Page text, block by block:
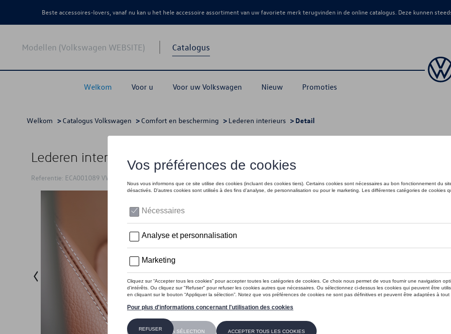
Beste accessoires-lovers, vanaf nu kan u het hele accessoire assortiment van uw favoriete merk terugvinden in de online catalogus. Deze kunnen
Modellen (Volkswagen WEBSITE) Catalogus
Welkom Voor u Voor uw Volkswagen Nieuw Promoties
Welkom > Catalogus Volkswagen > Comfort en bescherming > Lederen interieurs > Detail
Lederen interieur VW Multivan 9pl
Referentie: ECA001089 VW
Dit product is momenteel niet op stock
Contacteer
Introductie